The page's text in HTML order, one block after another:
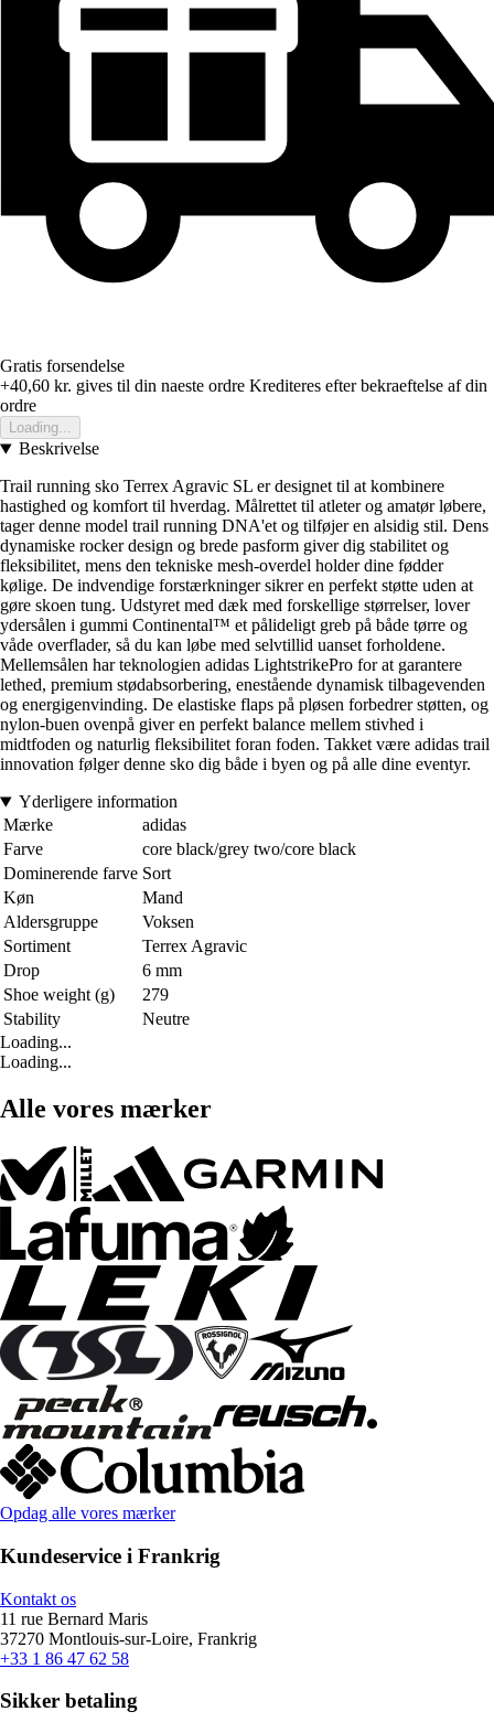
Gratis forsendelse
+40,60 kr. gives til din naeste ordre Krediteres efter bekraeftelse af din
ordre
Loading...
Beskrivelse
Trail running sko Terrex Agravic SL er designet til at kombinere
hastighed og komfort til hverdag. Målrettet til atleter og amatør løbere,
tager denne model trail running DNA'et og tilføjer en alsidig stil. Dens
dynamiske rocker design og brede pasform giver dig stabilitet og
fleksibilitet, mens den tekniske mesh-overdel holder dine fødder
kølige. De indvendige forstærkninger sikrer en perfekt støtte uden at
gøre skoen tung. Udstyret med dæk med forskellige størrelser, lover
ydersålen i gummi Continental™ et pålideligt greb på både tørre og
våde overflader, så du kan løbe med selvtillid uanset forholdene.
Mellemsålen har teknologien adidas LightstrikePro for at garantere
lethed, premium stødabsorbering, enestående dynamisk tilbagevenden
og energigenvinding. De elastiske flaps på pløsen forbedrer støtten, og
nylon-buen ovenpå giver en perfekt balance mellem stivhed i
midtfoden og naturlig fleksibilitet foran foden. Takket være adidas trail
innovation følger denne sko dig både i byen og på alle dine eventyr.
Yderligere information
Mærke
adidas
Farve
core black/grey two/core black
Dominerende farve Sort
Køn
Mand
Aldersgruppe
Voksen
Sortiment
Terrex Agravic
Drop
6 mm
Shoe weight (g)
279
Stability
Neutre
Loading...
Loading...
Alle vores mærker
Opdag alle vores mærker
Kundeservice i Frankrig
Kontakt os
11 rue Bernard Maris
37270 Montlouis-sur-Loire, Frankrig
+33 1 86 47 62 58
Sikker betaling